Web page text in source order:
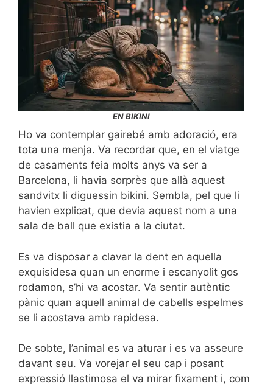
EN BIKINI
Ho va contemplar gairebé amb adoració, era
tota una menja. Va recordar que, en el viatge
de casaments feia molts anys va ser a
Barcelona, li havia sorprès que allà aquest
sandvitx li diguessin bikini. Sembla, pel que li
havien explicat, que devia aquest nom a una
sala de ball que existia a la ciutat.
Es va disposar a clavar la dent en aquella
exquisidesa quan un enorme i escanyolit gos
rodamon, s’hi va acostar. Va sentir autèntic
pànic quan aquell animal de cabells espelmes
se li acostava amb rapidesa.
De sobte, l’animal es va aturar i es va asseure
davant seu. Va vorejar el seu cap i posant
expressió llastimosa el va mirar fixament i, com